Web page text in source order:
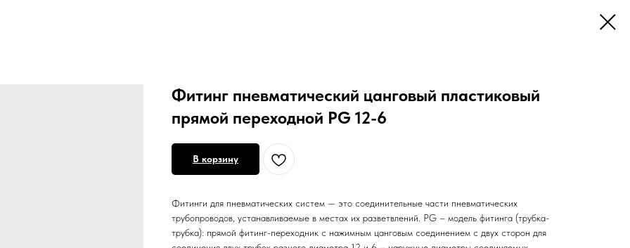
Фитинг пневматический цанговый пластиковый
прямой переходной PG 12-6
В корзину
Фитинги для пневматических систем — это соединительные части пневматических
трубопроводов, устанавливаемые в местах их разветвлений. PG – модель фитинга (трубка-
трубка): прямой фитинг-переходник с нажимным цанговым соединением с двух сторон для